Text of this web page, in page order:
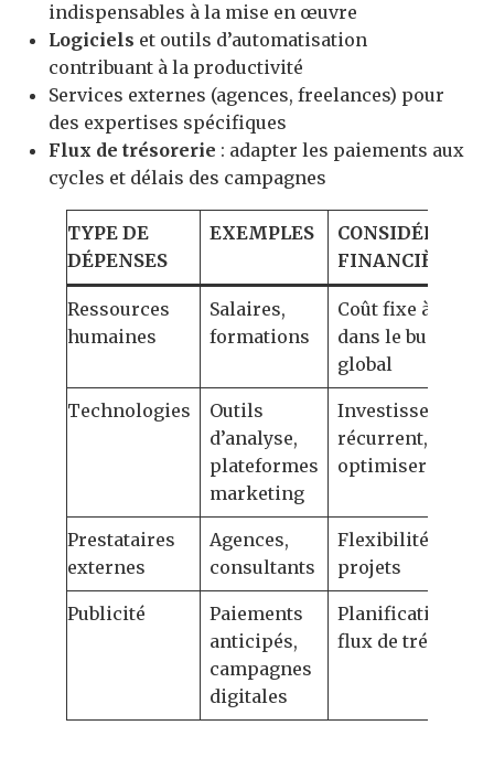
indispensables à la mise en œuvre
Logiciels et outils d’automatisation
contribuant à la productivité
Services externes (agences, freelances) pour
des expertises spécifiques
Flux de trésorerie : adapter les paiements aux
cycles et délais des campagnes
TYPE DE
DÉPENSES
EXEMPLES
FINANCIÈRES
Ressources
humaines
Salaires,
formations
Coût fixe à
dans le budget
global
Technologies
Outils
d’analyse,
plateformes
marketing
Investissement
récurrent, à
optimiser
Prestataires
externes
Agences,
consultants
Flexibilité selon
projets
Publicité
Paiements
anticipés,
campagnes
digitales
Planification des
flux de trésorerie